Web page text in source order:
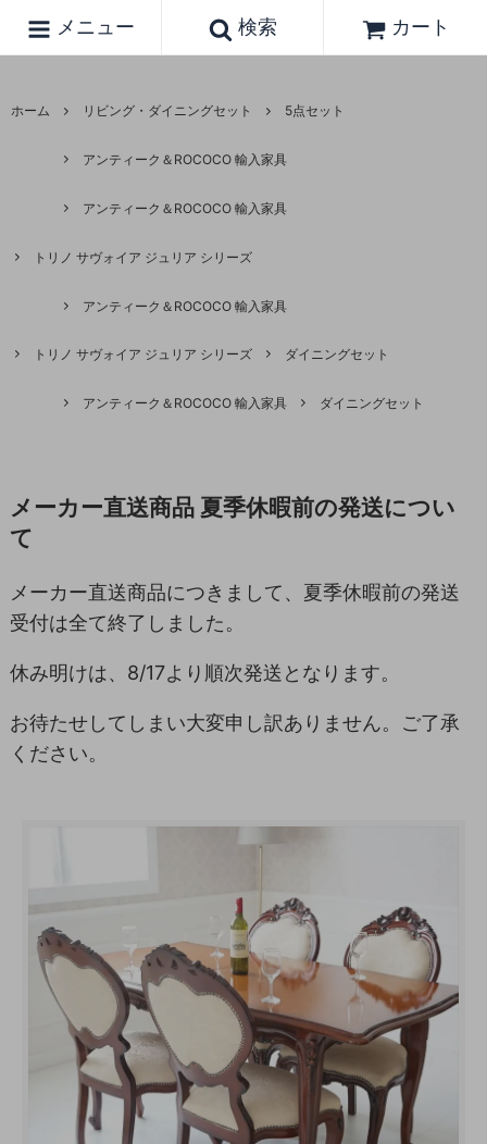
メニュー 検索 カート
ホーム リビング・ダイニングセット 5点セット
アンティーク＆ROCOCO 輸入家具
アンティーク＆ROCOCO 輸入家具
トリノ サヴォイア ジュリア シリーズ
アンティーク＆ROCOCO 輸入家具
トリノ サヴォイア ジュリア シリーズ ダイニングセット
アンティーク＆ROCOCO 輸入家具 ダイニングセット
メーカー直送商品 夏季休暇前の発送につい
て
メーカー直送商品につきまして、夏季休暇前の発送
受付は全て終了しました。
休み明けは、8/17より順次発送となります。
お待たせしてしまい大変申し訳ありません。ご了承
ください。